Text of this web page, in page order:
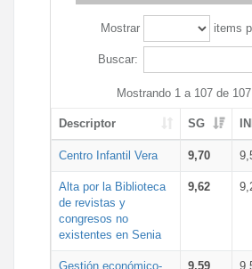
Mostrar items
Buscar:
Mostrando 1 a 107 de
Descriptor SG
Centro Infantil Vera 9,70
Alta por la Biblioteca
de revistas y
congresos no
existentes en Senia
9,62
Gestión económico-
9,59